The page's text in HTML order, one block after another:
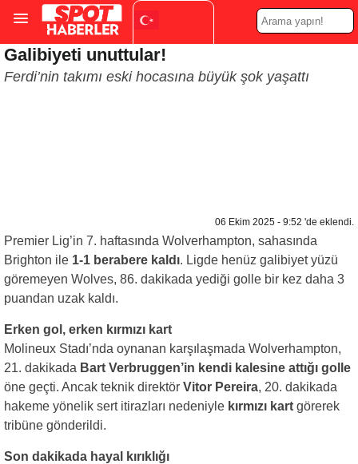
Turkish
Galibiyeti unuttular!
Ferdi’nin takımı eski hocasına büyük şok yaşattı
06 Ekim 2025 - 9:52 'de eklendi.
Premier Lig’in 7. haftasında Wolverhampton, sahasında
Brighton ile 1-1 berabere kaldı. Ligde henüz galibiyet yüzü
göremeyen Wolves, 86. dakikada yediği golle bir kez daha 3
puandan uzak kaldı.
Erken gol, erken kırmızı kart
Molineux Stadı’nda oynanan karşılaşmada Wolverhampton,
21. dakikada Bart Verbruggen’in kendi kalesine attığı golle
öne geçti. Ancak teknik direktör Vitor Pereira, 20. dakikada
hakeme yönelik sert itirazları nedeniyle kırmızı kart görerek
tribüne gönderildi.
Son dakikada hayal kırıklığı